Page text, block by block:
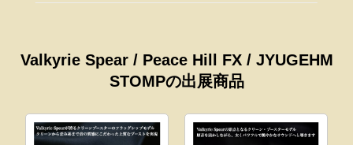
Valkyrie Spear / Peace Hill FX / JYUGEHM
STOMPの出展商品